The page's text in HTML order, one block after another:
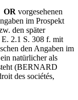
OR vorgesehenen
im Prospekt
den später
E. 2.1 S. 308 f. mit
den Angaben im
natürlicher als
(BERNARD
des sociétés,